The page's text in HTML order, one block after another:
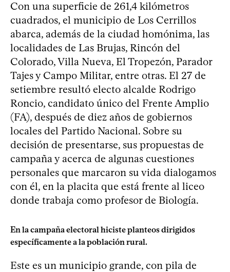
Con una superficie de 261,4 kilómetros
cuadrados, el municipio de Los Cerrillos
abarca, además de la ciudad homónima, las
localidades de Las Brujas, Rincón del
Colorado, Villa Nueva, El Tropezón, Parador
Tajes y Campo Militar, entre otras. El 27 de
setiembre resultó electo alcalde Rodrigo
Roncio, candidato único del Frente Amplio
(FA), después de diez años de gobiernos
locales del Partido Nacional. Sobre su
decisión de presentarse, sus propuestas de
campaña y acerca de algunas cuestiones
personales que marcaron su vida dialogamos
con él, en la placita que está frente al liceo
donde trabaja como profesor de Biología.
En la campaña electoral hiciste planteos dirigidos
específicamente a la población rural.
Este es un municipio grande, con pila de